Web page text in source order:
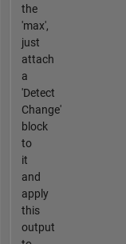
the
'max',
just
attach
a
'Detect
Change'
block
to
it
and
apply
this
output